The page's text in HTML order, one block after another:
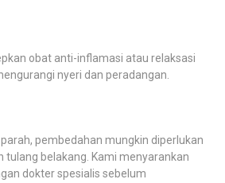
obat anti-inflamasi atau relaksasi
nyeri dan peradangan.
pembedahan mungkin diperlukan
belakang. Kami menyarankan
dokter spesialis sebelum